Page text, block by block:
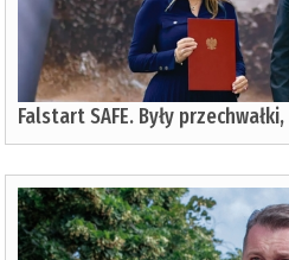
Falstart SAFE. Były